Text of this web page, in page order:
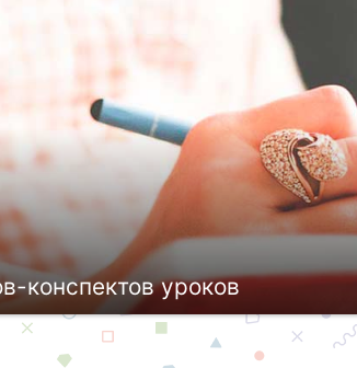
конспектов уроков
(школа, СУЗ или ВУЗ), каждый педагог